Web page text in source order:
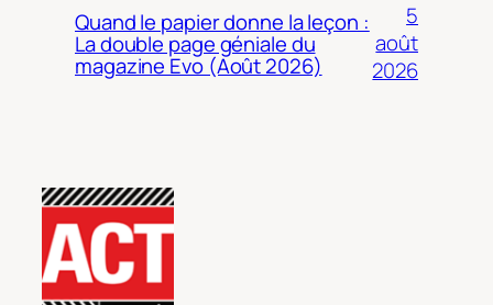
Quand le papier donne la leçon :
La double page géniale du
magazine Evo (Août 2026)
5
août
2026